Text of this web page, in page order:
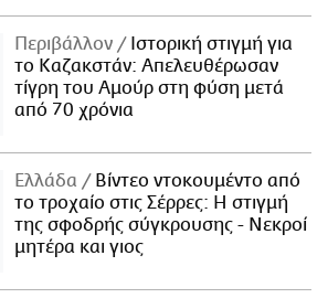
Περιβάλλον
Ιστορική στιγμή για
το Καζακστάν: Απελευθέρωσαν
τίγρη του Αμούρ στη φύση μετά
από 70 χρόνια
Ελλάδα
Βίντεο ντοκουμέντο από
το τροχαίο στις Σέρρες: Η στιγμή
της σφοδρής σύγκρουσης - Νεκροί
μητέρα και γιος